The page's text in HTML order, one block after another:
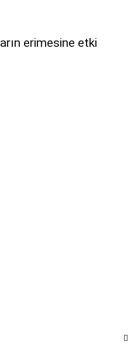
erimesine etki